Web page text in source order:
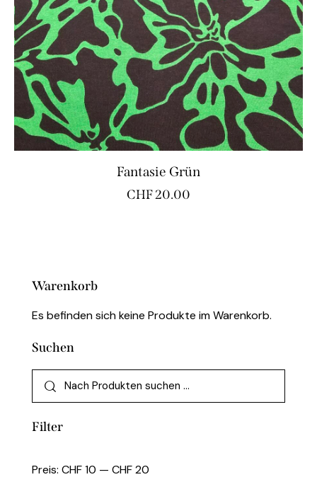
Fantasie Grün
CHF20.00
Warenkorb
Es befinden sich keine Produkte im Warenkorb.
Suchen
Filter
Preis: CHF 10 — CHF 20